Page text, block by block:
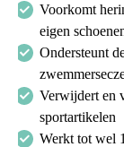
Zoeken
naar:
Voorkomt
eigen
Ondersteunt
Verwijdert en
sportartikelen
Werkt tot wel